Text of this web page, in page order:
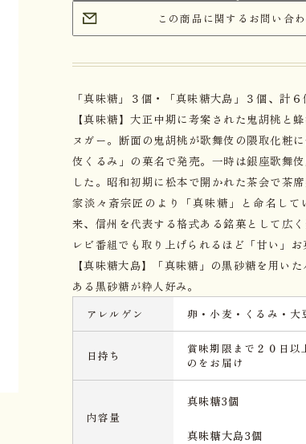
この商品に関するお問い合
「真味糖」３個・「真味糖大島」３個、計６
【真味糖】大正中期に考案された鬼胡桃と
ヌガー。断面の鬼胡桃が歌舞伎の隈取化粧
伎くるみ」の菓名で発売。一時は銀座歌舞
した。昭和初期に松本で開かれた茶会で茶
家淡々斎宗匠のより「真味糖」と命名して
来、信州を代表する格式ある銘菓として広
レビ番組でも取り上げられるほど「甘い」お
【真味糖大島】「真味糖」の黒砂糖を用い
ある黒砂糖が粋人好み。
アレルゲン 卵・小麦・くるみ・大
日持ち
賞味期限まで２０日以
のをお届け
内容量
真味糖3個
真味糖大島3個